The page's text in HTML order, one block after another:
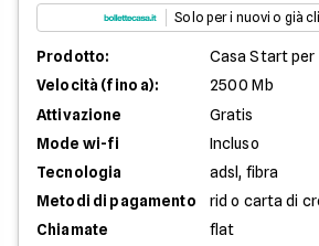
Solo per i nuovi o già
Prodotto:
Casa Start
Velocità (fino a):
2500 Mb
Attivazione
Gratis
Mode wi-fi
Incluso
Tecnologia
adsl, fibra
Metodi di pagamento
rid o carta di
Chiamate
flat